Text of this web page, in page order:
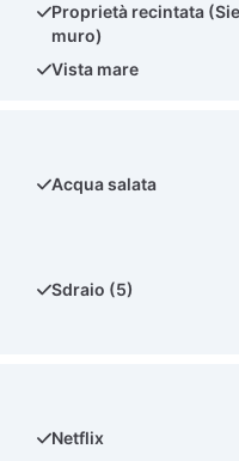
Proprietà recintata
muro)
Vista mare
Acqua salata
Sdraio (5)
Netflix